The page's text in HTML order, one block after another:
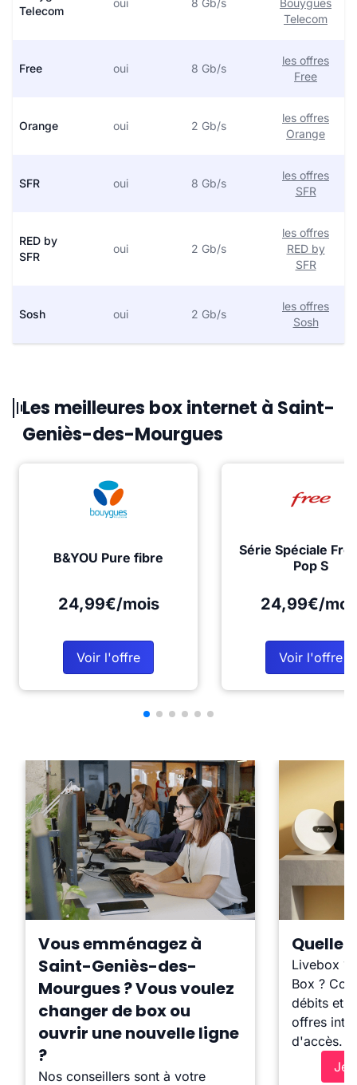
Telecom
oui 8 Gb/s
Bouygues
Telecom
Free oui 8 Gb/s
les offres
Free
Orange oui 2 Gb/s
les offres
Orange
SFR oui 8 Gb/s
les offres
SFR
RED by
SFR
oui 2 Gb/s
les offres
RED by
SFR
Sosh oui 2 Gb/s
les offres
Sosh
Les meilleures box internet à Saint-
Geniès-des-Mourgues
B&YOU Pure fibre
24,99€/mois
Voir l'offre
Série Spéciale
Pop S
24,99€/
Voir l'offre
Vous emménagez à
Saint-Geniès-des-
Mourgues ? Vous voulez
changer de box ou
ouvrir une nouvelle ligne
?
Nos conseillers sont à votre
Quelle
Livebox ?
Box ?
débits et
offres
d'accès.
Je